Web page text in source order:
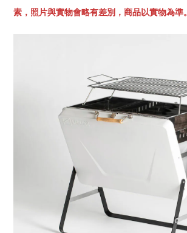
素，照片與實物會略有差別，商品以實物為準。